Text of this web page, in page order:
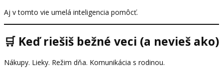
Aj v tomto vie umelá inteligencia pomôcť.
🛒 Keď riešiš bežné veci (a nevieš ako)
Nákupy. Lieky. Režim dňa. Komunikácia s rodinou.